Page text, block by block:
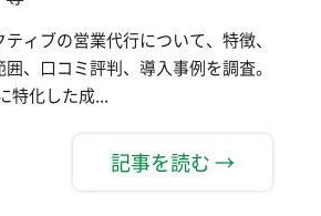
ィブの営業代行について、特徴、
、口コミ評判、導入事例を調査。
特化した成...
記事を読む →